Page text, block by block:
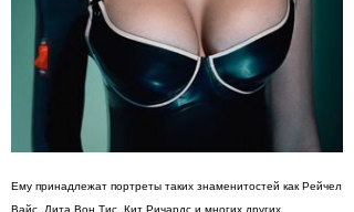
Ему принадлежат портреты таких знаменитостей как Рейчел
Вайс, Дита Вон Тис, Кит Ричардс и многих других.